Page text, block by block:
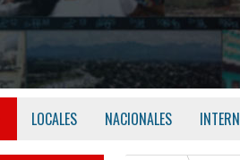
LOCALES NACIONALES